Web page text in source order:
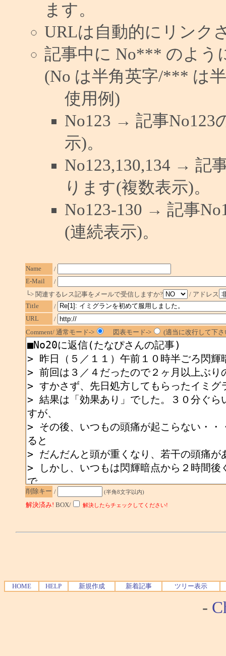
ます。
URLは自動的にリンク
記事中に No*** のよう
(No は半角英字/*** は
使用例)
No123 → 記事No123
示)。
No123,130,134 → 記
ります(複数表示)。
No123-130 → 記事
(連続表示)。
Name
/
E-Mail
/
└> 関連するレス記事をメールで受信しますか?
/ アドレス
Title
/
URL
/
Comment/ 通常モード->
図表モード-> (適当に改行して下
削除キー / (半角8文字以内)
解決済み! BOX/ 解決したらチェックしてください!
HOME HELP 新規作成 新着記事 ツリー表示
-